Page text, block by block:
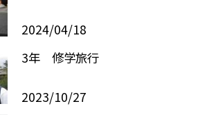
2024/04/18
3年 修学旅行
2023/10/27